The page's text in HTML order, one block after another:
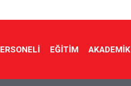
EĞİTİM AKADEMİK